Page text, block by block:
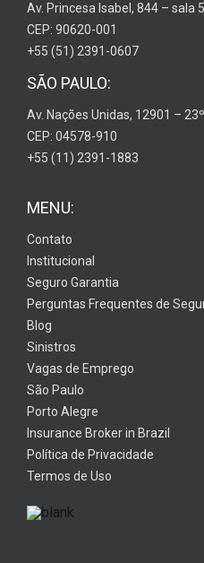
Av. Princesa Isabel, 844 – sala
CEP: 90620-001
+55 (51) 2391-0607
SÃO PAULO:
Av. Nações Unidas, 12901 –
CEP: 04578-910
+55 (11) 2391-1883
MENU:
Contato
Institucional
Seguro Garantia
Perguntas Frequentes de
Blog
Sinistros
Vagas de Emprego
São Paulo
Porto Alegre
Insurance Broker in Brazil
Política de Privacidade
Termos de Uso